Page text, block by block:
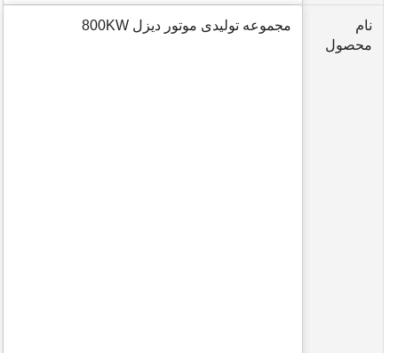
نام
محصول
مجموعه تولیدی موتور دیزل 800KW